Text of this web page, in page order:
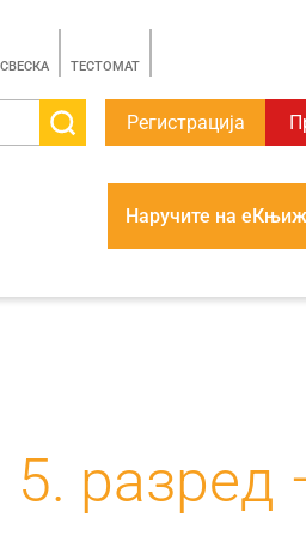
TЕСТОМАТ
Регистрација
Наручите на
5. разред